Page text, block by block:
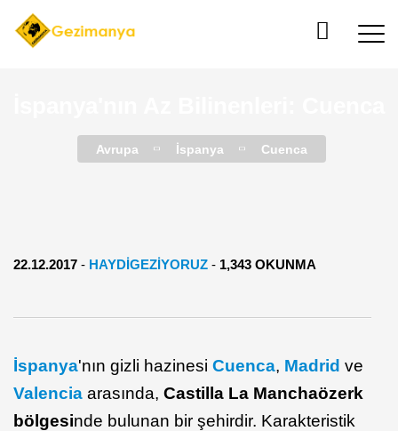
Avrupa İspanya Cuenca
22.12.2017 - HAYDIGEZIYORUZ - 1,343 OKUNMA
İspanya'nın gizli hazinesi Cuenca, Madrid ve
Valencia arasında, Castilla La Manchaözerk
bölgesinde bulunan bir şehirdir. Karakteristik